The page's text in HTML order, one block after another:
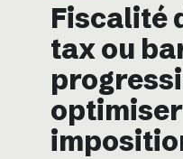
Business
Éducation & Emploi
Fiscalité
tax ou